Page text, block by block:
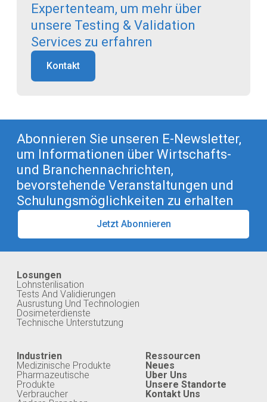
Expertenteam, um mehr über
unsere Testing & Validation
Services zu erfahren
Kontakt
Abonnieren Sie unseren E-Newsletter,
um Informationen über Wirtschafts-
und Branchennachrichten,
bevorstehende Veranstaltungen und
Schulungsmöglichkeiten zu erhalten
Jetzt Abonnieren
Losungen
Lohnsterilisation
Tests And Validierungen
Ausrustung Und Technologien
Dosimeterdienste
Technische Unterstutzung
Industrien
Medizinische Produkte
Pharmazeutische
Produkte
Verbraucher
Ressourcen
Neues
Uber Uns
Unsere Standorte
Kontakt Uns